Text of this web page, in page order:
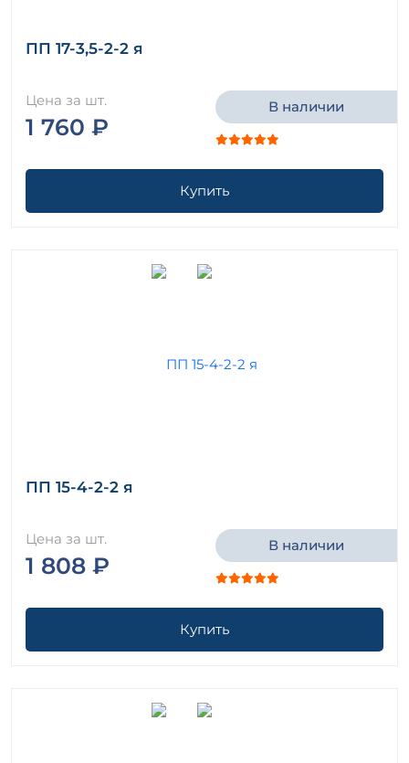
ПП 17-3,5-2-2 я
Цена за шт.
1 760 ₽
В наличии
Купить
ПП 15-4-2-2 я
Цена за шт.
1 808 ₽
В наличии
Купить